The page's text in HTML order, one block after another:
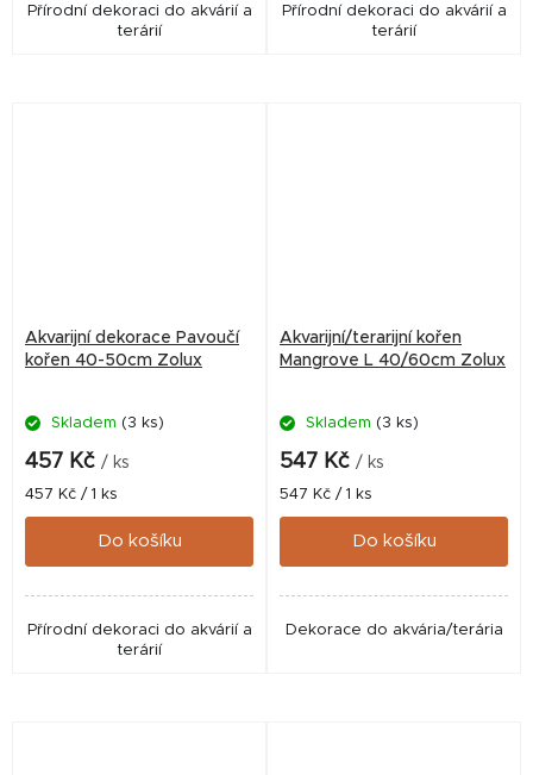
Přírodní dekoraci do akvárií a
terárií
Přírodní dekoraci do akvárií a
terárií
Akvarijní dekorace Pavoučí
kořen 40-50cm Zolux
Skladem (3 ks)
457 Kč / ks
Měrná
cena:
457 Kč / 1 ks
Do košíku
Přírodní dekoraci do akvárií a
terárií
Akvarijní/terarijní kořen
Mangrove L 40/60cm Zolux
Skladem (3 ks)
547 Kč / ks
Měrná
cena:
547 Kč / 1 ks
Do košíku
Dekorace do akvária/terária